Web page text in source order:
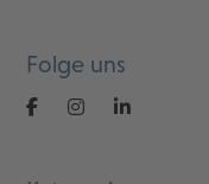
Folge uns